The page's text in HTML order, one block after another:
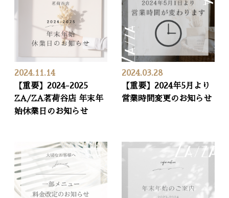
2024.11.14
【重要】2024-2025
ZA/ZA茗荷谷店 年末年
始休業日のお知らせ
2024.03.28
【重要】2024年5月より
営業時間変更のお知らせ